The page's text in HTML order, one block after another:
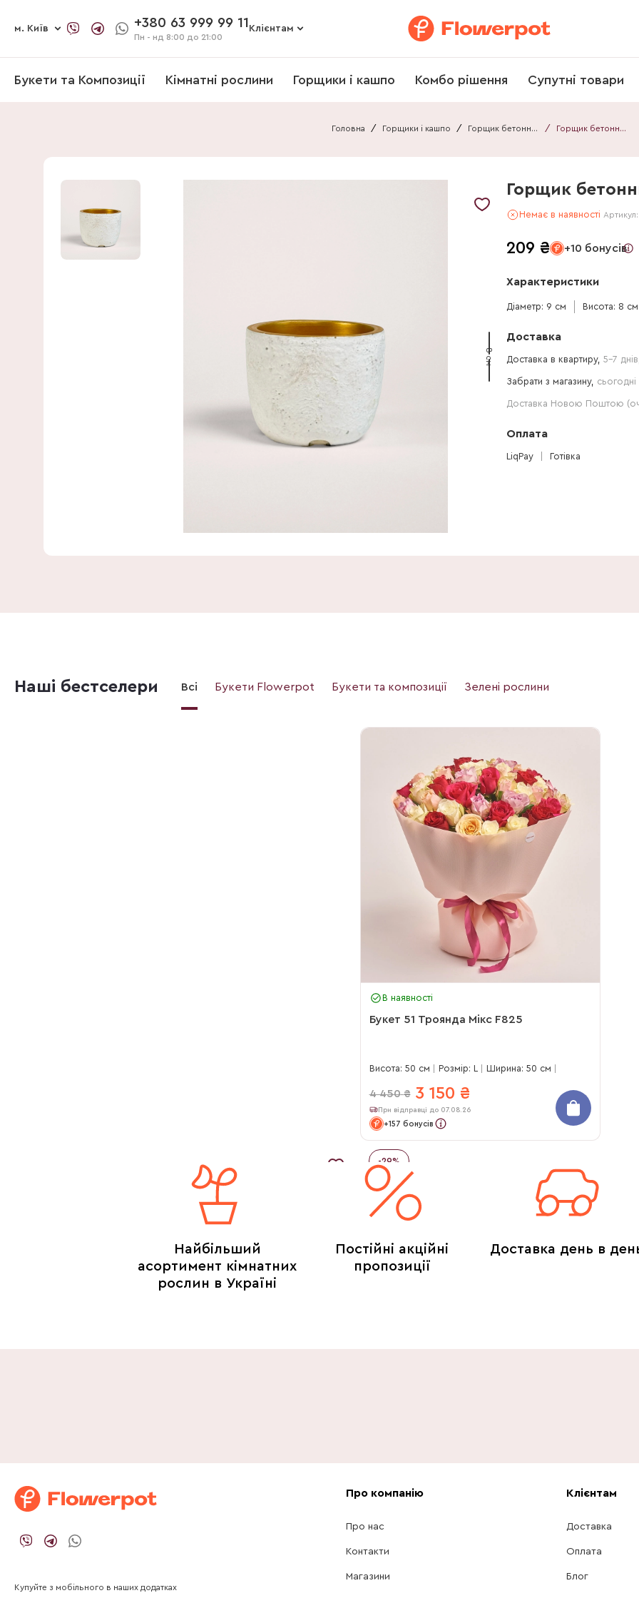
м. Київ +380 63 999 99 11
Пн - нд 8:00 до 21:00
Клієнтам
Букети та Композиції Кімнатні рослини Горщики і кашпо Комбо рішення Супутні товари
Головна / Горщики і кашпо / Горщик бетонний / Горщик бетонний 030908010101А2
8 см
Горщик
Немає в наявності Артикул:
209 ₴ +10 бонусів
Характеристики
Діаметр: 9 см Висота: 8 см
Доставка
Доставка в квартиру, 5-7 днів
Забрати з магазину,
Доставка Новою Поштою
Оплата
LiqPay Готівка
Наші бестселери Всі Букети Flowerpot Букети та композиції Зелені рослини
В наявності
Букет 51 Троянда Мікс F825
Висота: 50 см Розмір: L Ширина: 50 см
4 450 ₴ 3 150 ₴
При відправці до 07.08.26
+157 бонусів
-29%
Найбільший
асортимент кімнатних
рослин в Україні
Постійні акційні
пропозиції
Доставка день в
Купуйте з мобільного в наших додатках
Про компанію
Про нас
Контакти
Магазини
Клієнтам
Доставка
Оплата
Блог